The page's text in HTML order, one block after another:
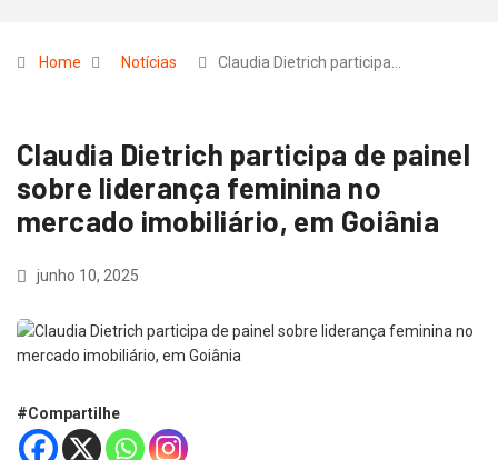
Home Notícias Claudia Dietrich participa…
Claudia Dietrich participa de painel
sobre liderança feminina no
mercado imobiliário, em Goiânia
junho 10, 2025
#Compartilhe